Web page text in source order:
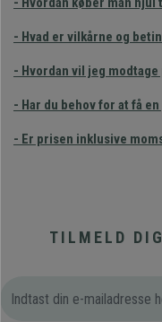
- Hvad er vilkårne og
- Hvordan vil jeg
- Har du behov for at få
- Er prisen inklusive
TILMELD